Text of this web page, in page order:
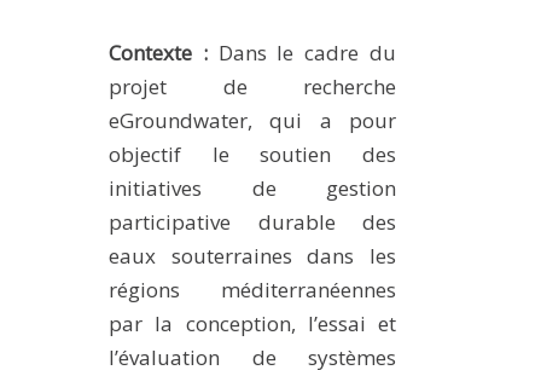
PRODUCTION
SOFTWARE
PUBLICATIONS SUR HAL
THEMATIC NOTES
FOR THE PUBLIC
Contexte : Dans le cadre du
projet de recherche
eGroundwater, qui a pour
objectif le soutien des
initiatives de gestion
participative durable des
eaux souterraines dans les
régions méditerranéennes
par la conception, l’essai et
l’évaluation de systèmes